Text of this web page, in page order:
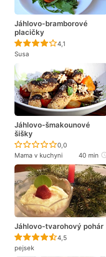
Jáhlovo-bramborové
placičky
Recept ještě
4,1
Susa
Jáhlovo-šmakounové
šišky
Recept ještě
0,0
Mama v kuchyni
40 min
Jáhlovo-tvarohový pohár
Recept ještě
4,5
pejsek